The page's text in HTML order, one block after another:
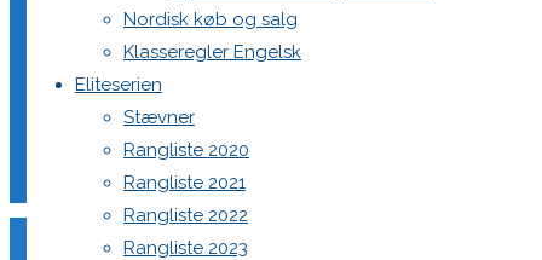
Nordisk køb og salg
Klasseregler Engelsk
Eliteserien
Stævner
Rangliste 2020
Rangliste 2021
Rangliste 2022
Rangliste 2023
Læs mere
dm2020_ss2 (157)
"dm2020_ss2